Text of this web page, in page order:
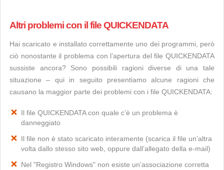
Altri problemi con il file QUICKENDATA
Hai scaricato e installato correttamente uno dei programmi, però
ciò nonostante il problema con l’apertura del file QUICKENDATA
sussiste ancora? Sono possibili ragioni diverse di una tale
situazione – qui in seguito presentiamo alcune ragioni che
causano la maggior parte dei problemi con i file QUICKENDATA:
Il file QUICKENDATA con quale c’è un problema è
danneggiato
Il file non è stato scaricato interamente (scarica il file un’altra
volta dallo stesso sito web, oppure dall’allegato della e-mail)
Nel "Registro Windows" non esiste un’associazione corretta